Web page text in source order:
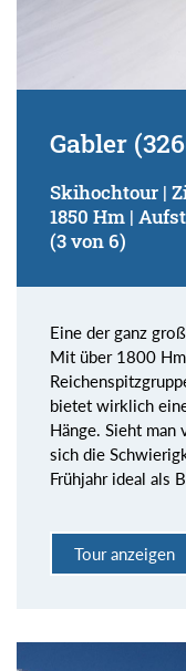
Gabler
Skihochtour |
1850 Hm |
(3 von 6)
Eine der ganz
Mit über 1800
bietet wirklich
Hänge. Sieht man
sich die
Frühjahr ideal als
Tour anzeigen